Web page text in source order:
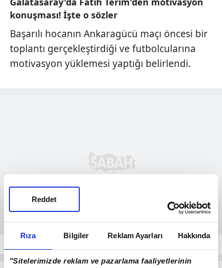
Rıza Bilgiler Reklam Ayarları Hakkında
"Sitelerimizde reklam ve pazarlama faaliyetlerinin
Reddet
konuşması! İşte o sözler
Başarılı hocanın Ankaragücü maçı öncesi bir
toplantı gerçekleştirdiği ve futbolcularına
motivasyon yüklemesi yaptığı belirlendi.